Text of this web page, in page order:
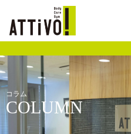
キ
ッ
プコラム
COLUMN